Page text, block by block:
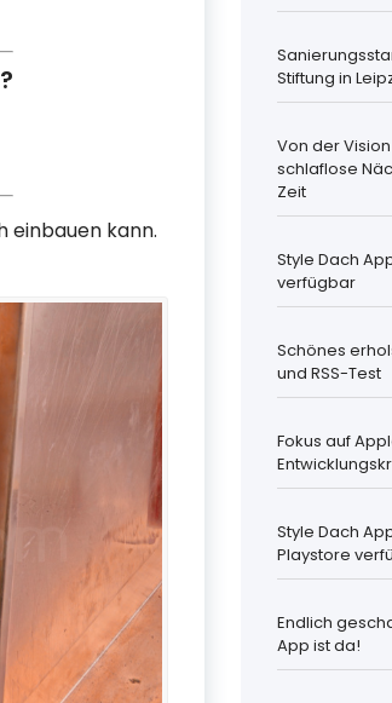
einbauen kann.
Stiftung in
Von der
schlaflose
Zeit
Style Dach
verfügbar
Schönes
und RSS-Test
Fokus auf
Style Dach
Playstore
Endlich
App ist da!